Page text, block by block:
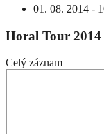
01. 08. 2014 -
Horal Tour 2014
Celý záznam